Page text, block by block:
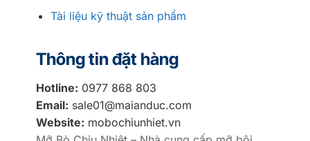
Tài liệu kỹ thuật sản phẩm
Thông tin đặt hàng
Hotline: 0977 868 803
Email: sale01@maianduc.com
Website: mobochiunhiet.vn